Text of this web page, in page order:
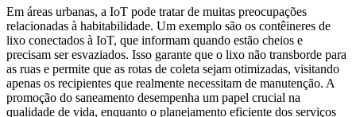
Em áreas urbanas, a IoT pode tratar de muitas preocupações
relacionadas à habitabilidade. Um exemplo são os contêineres de
lixo conectados à IoT, que informam quando estão cheios e
precisam ser esvaziados. Isso garante que o lixo não transborde para
as ruas e permite que as rotas de coleta sejam otimizadas, visitando
apenas os recipientes que realmente necessitam de manutenção. A
promoção do saneamento desempenha um papel crucial na
qualidade de vida, enquanto o planejamento eficiente dos serviços